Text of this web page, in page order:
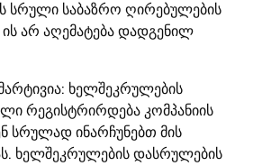
სრული საბაზრო ღირებულების
ის არ აღემატება დადგენილ
ხელშეკრულების
რეგისტრირდება კომპანიის
სრულად ინარჩუნებთ მის
ხელშეკრულების დასრულების